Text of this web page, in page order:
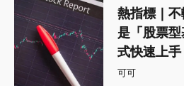
熱指標｜
是「股票
式快速上手
可可